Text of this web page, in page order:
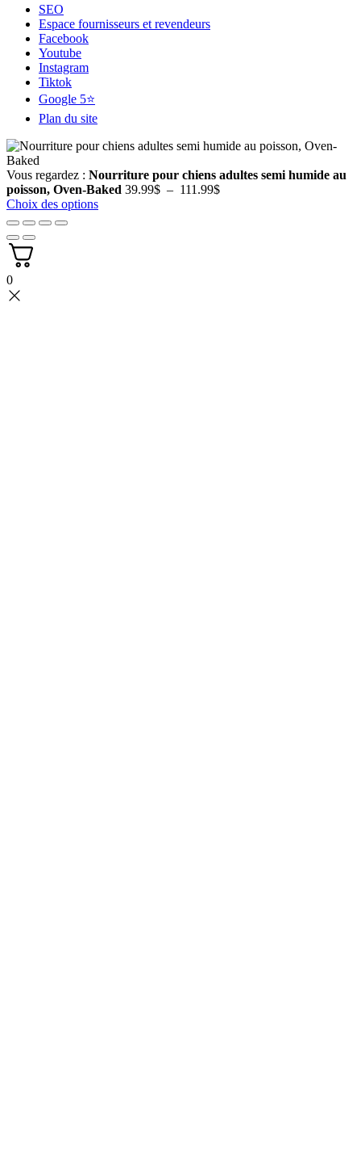
SEO
Espace fournisseurs et revendeurs
Facebook
Youtube
Instagram
Tiktok
Google 5⭐
Plan du site
Vous regardez : Nourriture pour chiens adultes semi humide au
poisson, Oven-Baked 39.99$ – 111.99$Plage
Choix des options
0